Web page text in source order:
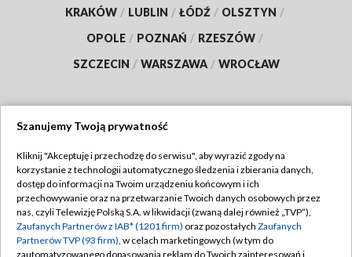
KRAKÓW / LUBLIN / ŁÓDŹ / OLSZTYN /
OPOLE / POZNAŃ / RZESZÓW /
SZCZECIN / WARSZAWA / WROCŁAW
TVP
Abonament TVP
Emisja w TVP
Centrum informacji TVP
Regulamin TVP
Polityka prywatności
Moje zgody
Szanujemy Twoją prywatność
Kliknij "Akceptuję i przechodzę do serwisu", aby wyrazić zgody na
korzystanie z technologii automatycznego śledzenia i zbierania danych,
dostęp do informacji na Twoim urządzeniu końcowym i ich
przechowywanie oraz na przetwarzanie Twoich danych osobowych przez
nas, czyli Telewizję Polską S.A. w likwidacji (zwaną dalej również „TVP”),
Zaufanych Partnerów z IAB* (1201 firm) oraz pozostałych Zaufanych
Partnerów TVP (93 firm), w celach marketingowych (w tym do
zautomatyzowanego dopasowania reklam do Twoich zainteresowań i